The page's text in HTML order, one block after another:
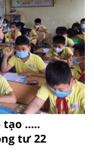
tạo .....
tư 22